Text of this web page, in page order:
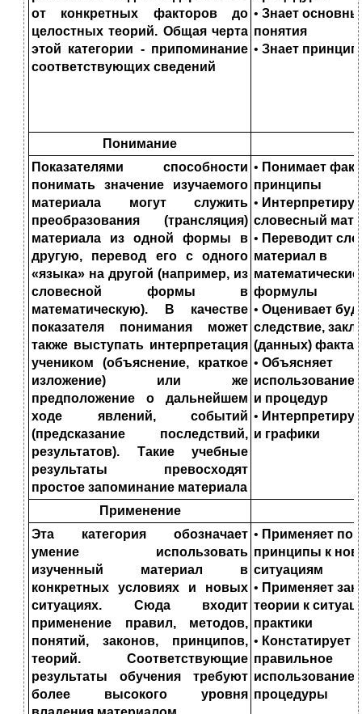
от конкретных факторов до
целостных теорий. Общая черта
этой категории - припоминание
соответствующих сведений
• Знает
понятия
• Знает
Понимание
Показателями способности
понимать значение изучаемого
материала могут служить
преобразования (трансляция)
материала из одной формы в
другую, перевод его с одного
«языка» на другой (например, из
словесной формы в
математическую). В качестве
показателя понимания может
также выступать интерпретация
учеником (объяснение, краткое
изложение) или же
предположение о дальнейшем
ходе явлений, событий
(предсказание последствий,
результатов). Такие учебные
результаты превосходят
простое запоминание материала
• Понимает
принципы
•
словесный мате
• Переводит
материал в
математические
формулы
• Оценивает
следствие,
(данных) фактах
• Объясняет
использование
и процедур
•
и графики
Применение
Эта категория обозначает
умение использовать
изученный материал в
конкретных условиях и новых
ситуациях. Сюда входит
применение правил, методов,
понятий, законов, принципов,
теорий. Со­ответствующие
результаты обучения требуют
более высокого уровня
• Применяет
принципы к
ситуациям
• Применяет
теории к си
практики
• Констатирует
правильное
использование
процедуры